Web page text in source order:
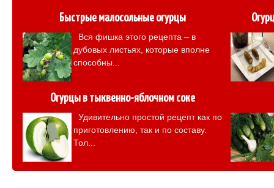
Быстрые малосольные огурцы
Вся фишка этого рецепта – в
дубовых листьях, которые вполне
способны...
Огурцы в тыквенно-яблочном соке
Удивительно простой рецепт как по
приготовлению, так и по составу.
Тол...